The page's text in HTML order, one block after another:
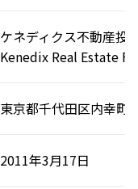
ケネディクス不動産投
Kenedix Real Estate
東京都千代田区内幸町
2011年3月17日